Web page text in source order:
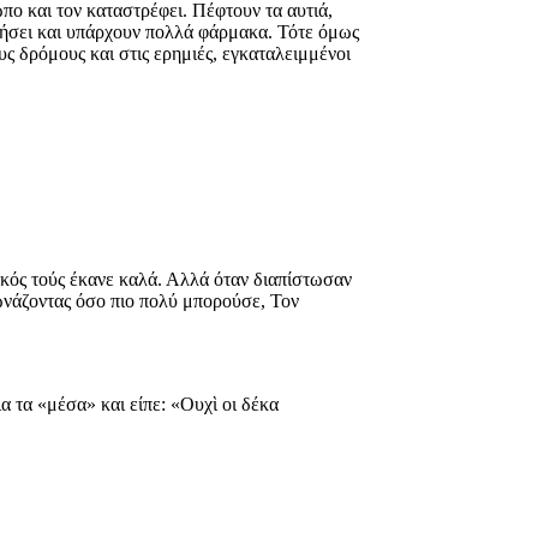
και τον καταστρέφει. Πέφτουν τα αυτιά,
και υπάρχουν πολλά φάρμακα. Τότε όμως
δρόμους και στις ερημιές, εγκαταλειμμένοι
τούς έκανε καλά. Αλλά όταν διαπίστωσαν
όσο πιο πολύ μπορούσε, Τον
τα «μέσα» και είπε: «Ουχὶ οι δέκα